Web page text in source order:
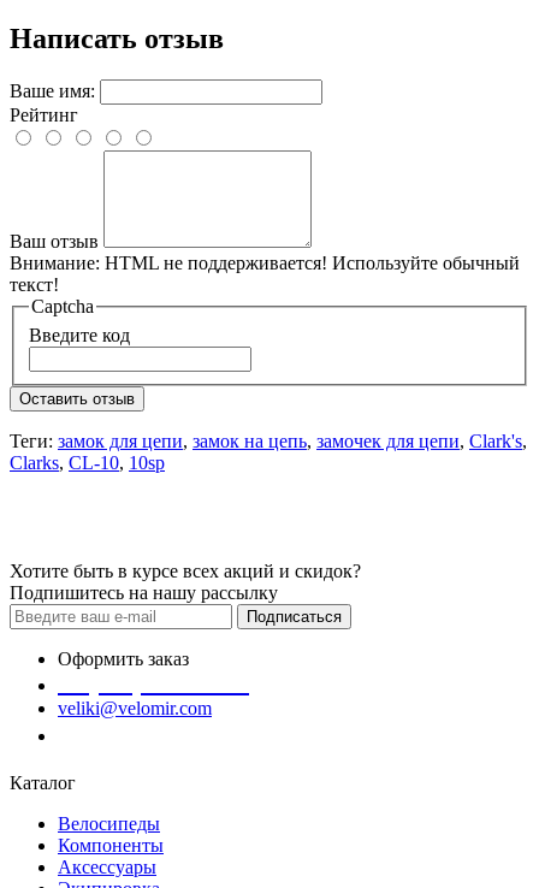
Написать отзыв
Ваше имя:
Рейтинг
Ваш отзыв
Внимание: HTML не поддерживается! Используйте обычный
текст!
Captcha
Введите код
Оставить отзыв
Теги: замок для цепи, замок на цепь, замочек для цепи, Clark's,
Clarks, CL-10, 10sp
Хотите быть в курсе всех акций и скидок?
Подпишитесь на нашу рассылку
Подписаться
Оформить заказ
veliki@velomir.com
Каталог
Велосипеды
Компоненты
Аксессуары